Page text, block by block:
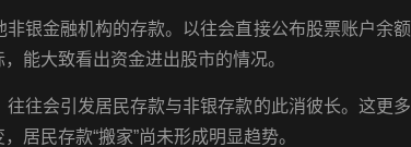
银金融机构的存款。以往会直接公布股票账户余额
能大致看出资金进出股市的情况。
往会引发居民存款与非银存款的此消彼长。这更多
居民存款“搬家”尚未形成明显趋势。